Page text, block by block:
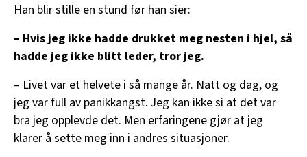
Han blir stille en stund før han sier:
– Hvis jeg ikke hadde drukket meg nesten i hjel, så
hadde jeg ikke blitt leder, tror jeg.
– Livet var et helvete i så mange år. Natt og dag, og
jeg var full av panikkangst. Jeg kan ikke si at det var
bra jeg opplevde det. Men erfaringene gjør at jeg
klarer å sette meg inn i andres situasjoner.